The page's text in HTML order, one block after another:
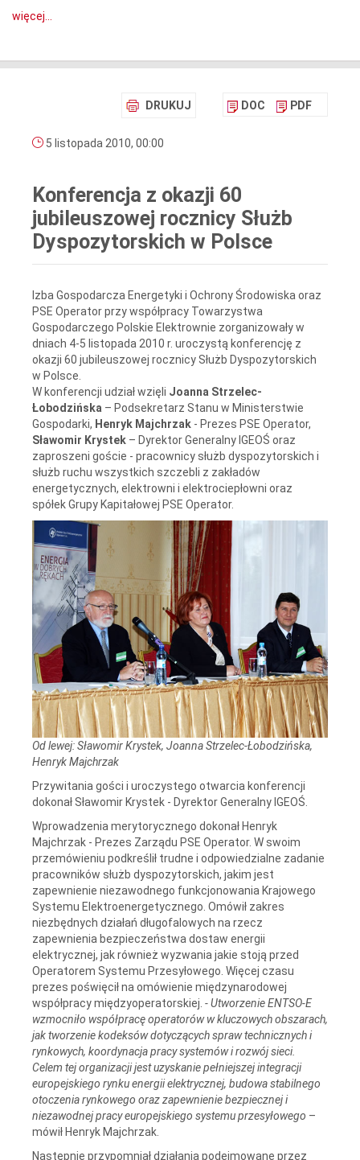
więcej...
DRUKUJ DOC PDF
5 listopada 2010, 00:00
Konferencja z okazji 60
jubileuszowej rocznicy Służb
Dyspozytorskich w Polsce
Izba Gospodarcza Energetyki i Ochrony Środowiska oraz
PSE Operator przy współpracy Towarzystwa
Gospodarczego Polskie Elektrownie zorganizowały w
dniach 4-5 listopada 2010 r. uroczystą konferencję z
okazji 60 jubileuszowej rocznicy Służb Dyspozytorskich
w Polsce.
W konferencji udział wzięli Joanna Strzelec-
Łobodzińska – Podsekretarz Stanu w Ministerstwie
Gospodarki, Henryk Majchrzak - Prezes PSE Operator,
Sławomir Krystek – Dyrektor Generalny IGEOŚ oraz
zaproszeni goście - pracownicy służb dyspozytorskich i
służb ruchu wszystkich szczebli z zakładów
energetycznych, elektrowni i elektrociepłowni oraz
spółek Grupy Kapitałowej PSE Operator.
Od lewej: Sławomir Krystek, Joanna Strzelec-Łobodzińska,
Henryk Majchrzak
Przywitania gości i uroczystego otwarcia konferencji
dokonał Sławomir Krystek - Dyrektor Generalny IGEOŚ.
Wprowadzenia merytorycznego dokonał Henryk
Majchrzak - Prezes Zarządu PSE Operator. W swoim
przemówieniu podkreślił trudne i odpowiedzialne zadanie
pracowników służb dyspozytorskich, jakim jest
zapewnienie niezawodnego funkcjonowania Krajowego
Systemu Elektroenergetycznego. Omówił zakres
niezbędnych działań długofalowych na rzecz
zapewnienia bezpieczeństwa dostaw energii
elektrycznej, jak również wyzwania jakie stoją przed
Operatorem Systemu Przesyłowego. Więcej czasu
prezes poświęcił na omówienie międzynarodowej
współpracy międzyoperatorskiej. - Utworzenie ENTSO-E
wzmocniło współpracę operatorów w kluczowych obszarach,
jak tworzenie kodeksów dotyczących spraw technicznych i
rynkowych, koordynacja pracy systemów i rozwój sieci.
Celem tej organizacji jest uzyskanie pełniejszej integracji
europejskiego rynku energii elektrycznej, budowa stabilnego
otoczenia rynkowego oraz zapewnienie bezpiecznej i
niezawodnej pracy europejskiego systemu przesyłowego –
mówił Henryk Majchrzak.
Następnie przypomniał działania podejmowane przez